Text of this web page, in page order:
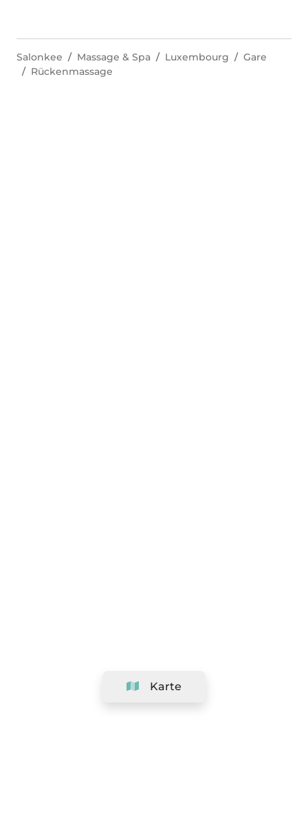
Karte
Salonkee Massage & Spa Luxembourg
Gare
Rückenmassage